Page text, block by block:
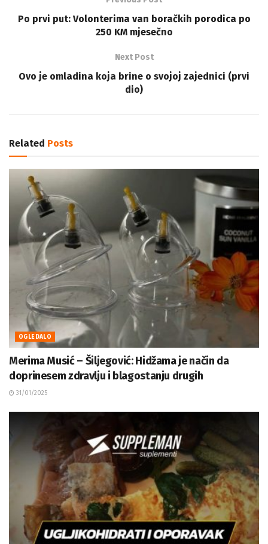
Po prvi put: Volonterima van boračkih porodica po
250 KM mjesečno
Next Post
Ovo je omladina koja brine o svojoj zajednici (prvi
dio)
Related Posts
OGLEDALO
Merima Musić – Šiljegović: Hidžama je način da
doprinesem zdravlju i blagostanju drugih
31/01/2025